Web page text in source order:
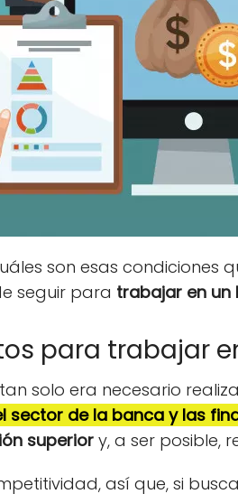
son esas condiciones
seguir para trabajar en un
para trabajar
solo era necesario
sector de la banca y las
superior y, a ser posible,
así que, si